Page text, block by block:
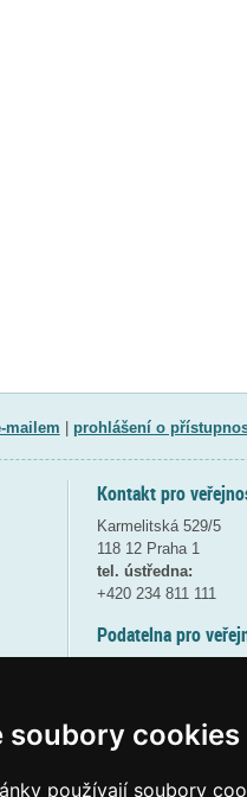
soubory cookies
používají soubory
mailem prohlášení o
Kontakt pro
Karmelitská 529/5
118 12 Praha 1
tel. ústředna:
+420 234 811 111
Podatelna pro
(více informací